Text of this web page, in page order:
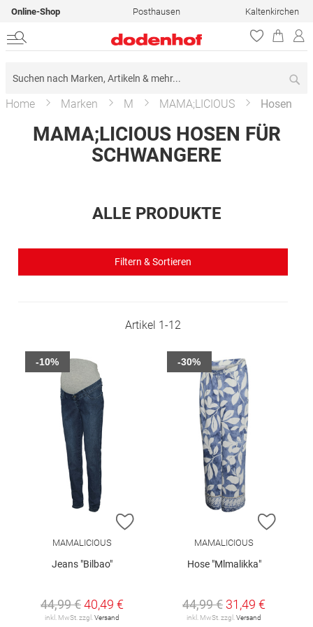
Online-Shop Posthausen Kaltenkirchen
Home Marken M MAMA;LICIOUS Hosen
MAMA;LICIOUS HOSEN FÜR
SCHWANGERE
ALLE PRODUKTE
Filtern & Sortieren
Artikel 1-12
ZUR WUNSCHLISTE HINZUFÜGEN
MAMALICIOUS
Jeans "Bilbao"
44,99 €40,49 €
inkl. MwSt. zzgl. Versand
-10%
ZUR
MAMALICIOUS
Hose "Mlmalikka"
44,99 € 31,49 €
inkl. MwSt. zzgl. Versand
-30%